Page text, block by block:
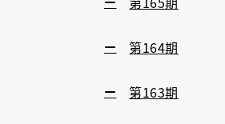
第164期
第163期